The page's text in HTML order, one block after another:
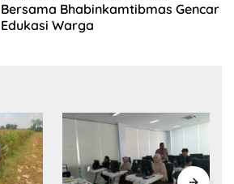
Bersama Bhabinkamtibmas Gencar
Edukasi Warga